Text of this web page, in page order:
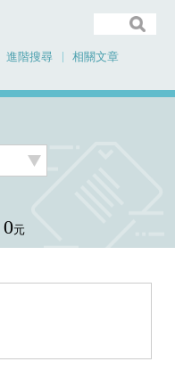
進階搜尋
相關文章
0元